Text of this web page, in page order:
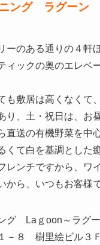
ニング ラグーン
ーのある通りの４軒
ィックの奥のエレベ
も敷居は高くなくて
り、土・祝日は、お
直送の有機野菜を中
くて白を基調とした
レンチですから、ワ
から、いつもお客様
グ Laｇoon～ラグ
－８ 樹里絵ビル３Ｆ